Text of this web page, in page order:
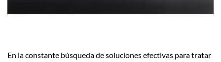
En la constante búsqueda de soluciones efectivas para tratar